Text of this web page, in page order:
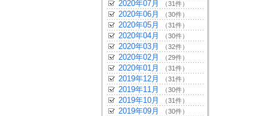
2020年07月 （31件）
2020年06月 （30件）
2020年05月 （31件）
2020年04月 （30件）
2020年03月 （32件）
2020年02月 （29件）
2020年01月 （31件）
2019年12月 （31件）
2019年11月 （30件）
2019年10月 （31件）
2019年09月 （30件）